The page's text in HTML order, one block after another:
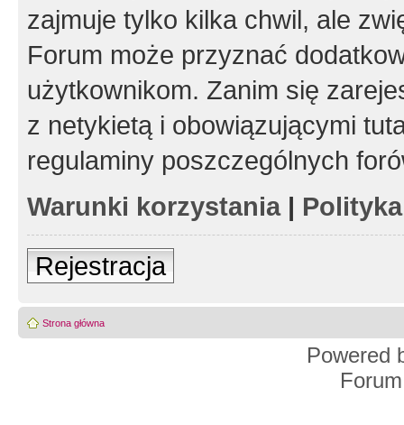
zajmuje tylko kilka chwil, ale
Forum może przyznać
użytkownikom. Zanim się
z netykietą i obowiązującymi
regulaminy poszczególnych
Warunki korzystania|
Rejestracja
Strona główna
Powered